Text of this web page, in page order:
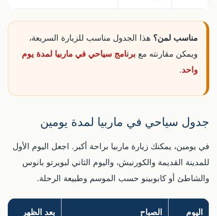
مناسب لمن؟ هذا الجدول مناسب للزيارة السريعة،
ويمكن مقارنته مع برنامج سياحي في ماربيا لمدة يوم
واحد.
جدول سياحي في ماربيا لمدة يومين
في يومين، يمكنك زيارة ماربيا براحة أكبر. اجعل اليوم الأول
للمدينة القديمة والكورنيش، واليوم الثاني لبويرتو بانوس
والشاطئ أو كابوبينو حسب الموسم وطبيعة الرحلة.
اليوم الصباح بعد الظهر